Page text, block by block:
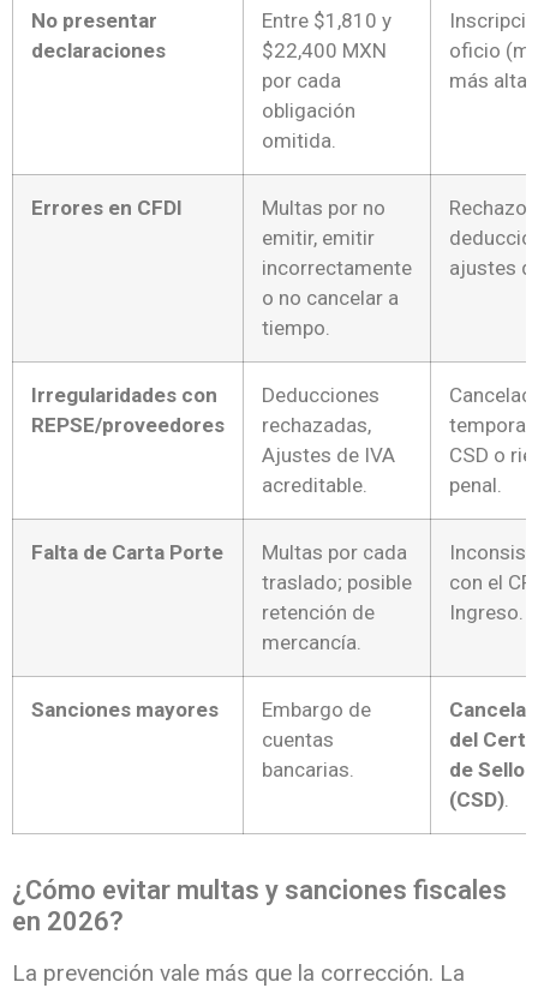
No presentar
declaraciones
Entre $1,810 y
$22,400 MXN
por cada
obligación
omitida.
oficio
más
Errores en CFDI
Multas por no
emitir, emitir
incorrectamente
o no cancelar a
tiempo.
Rechazo
ajustes
Irregularidades con
REPSE/proveedores
Deducciones
rechazadas,
Ajustes de IVA
acreditable.
temporal
CSD o
penal.
Falta de Carta Porte
Multas por cada
traslado; posible
retención de
mercancía.
con el
Ingreso.
Sanciones mayores
Embargo de
cuentas
bancarias.
del
de Sello
(CSD)
¿Cómo evitar multas y sanciones fiscales
en 2026?
La prevención vale más que la corrección. La